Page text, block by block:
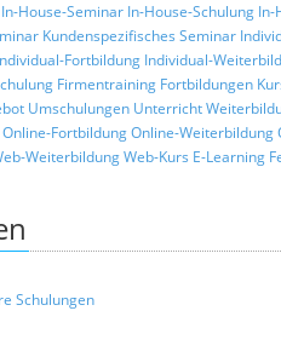
In-House-Seminar In-House-Schulung In-
Kundenspezifisches Seminar
Fortbildung Individual-
Firmentraining Fortbildungen
Umschulungen Unterricht
Online-FortbildungOnline-Weiterbildung
WeiterbildungWeb-Kurs E-Learning
Schulungen